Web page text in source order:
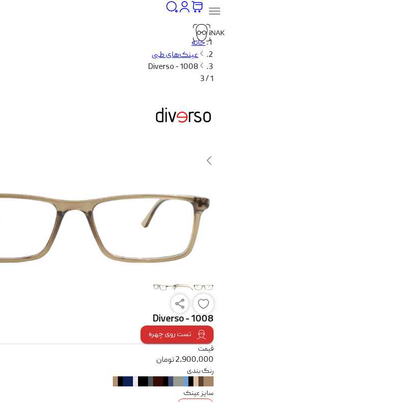
خانه
عینک‌های طبی
Diverso - 1008
1 / 3
Diverso - 1008
تست روی چهره
قیمت
2,900,000تومان
رنگ بندی
سایز عینک